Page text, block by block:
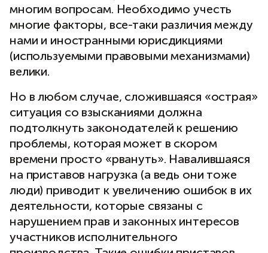
многим вопросам. Необходимо учесть
многие факторы, все-таки различия между
нами и иностранными юрисдикциями
(используемыми правовыми механизмами)
велики.
Но в любом случае, сложившаяся «острая»
ситуация со взысканиями должна
подтолкнуть законодателей к решению
проблемы, которая может в скором
времени просто «рвануть». Навалившаяся
на приставов нагрузка (а ведь они тоже
люди) приводит к увеличению ошибок в их
деятельности, которые связаны с
нарушением прав и законных интересов
участников исполнительного